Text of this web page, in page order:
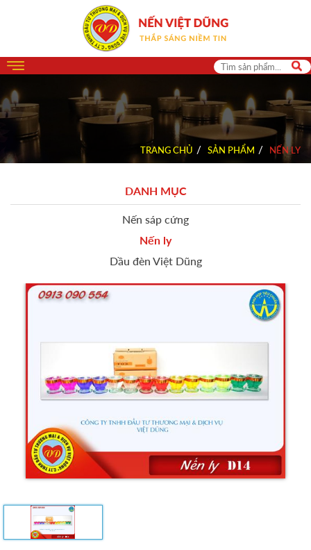
TRANG CHỦ SẢN PHẨM NẾN LY
DANH MỤC
Nến sáp cứng
Nến ly
Dầu đèn Việt Dũng